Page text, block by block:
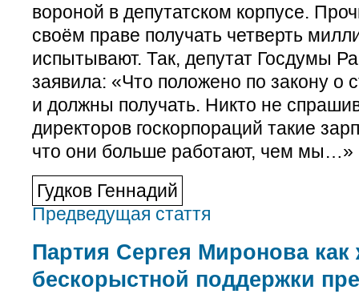
вороной в депутатском корпусе.
своём праве получать четверть
испытывают. Так, депутат Госдумы
заявила: «Что положено по закону о
и должны получать. Никто не
директоров госкорпораций такие
что они больше работают, чем мы…»
Гудков Геннадий
Предведущая стаття
Партия Сергея Миронова как
бескорыстной поддержки